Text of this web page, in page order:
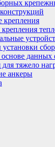
крепления
основе
тяжело
анкеры